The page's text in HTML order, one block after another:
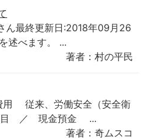
ん最終更新日:2018年09月26
述べます。 ...
著者：村の平民
用 従来、労働安全（安全衛
目 ／ 現金預金 ...
著者：奇ムスコ